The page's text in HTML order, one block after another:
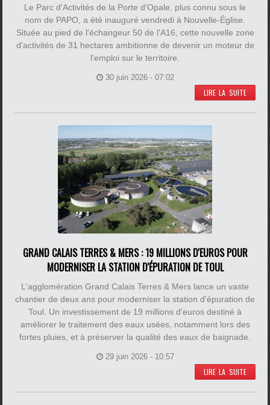
Le Parc d'Activités de la Porte d'Opale, plus connu sous le
nom de PAPO, a été inauguré vendredi à Nouvelle-Église.
Située au pied de l'échangeur 50 de l'A16, cette nouvelle zone
d'activités de 31 hectares ambitionne de devenir un moteur de
l'emploi sur le territoire.
30 juin 2026 - 07:02
LIRE LA SUITE
GRAND CALAIS TERRES & MERS : 19 MILLIONS D'EUROS POUR
MODERNISER LA STATION D'ÉPURATION DE TOUL
L'agglomération Grand Calais Terres & Mers lance un vaste
chantier de deux ans pour moderniser la station d'épuration de
Toul. Un investissement de 19 millions d'euros destiné à
améliorer le traitement des eaux usées, notamment lors des
fortes pluies, et à préserver la qualité des eaux de baignade.
29 juin 2026 - 10:57
LIRE LA SUITE